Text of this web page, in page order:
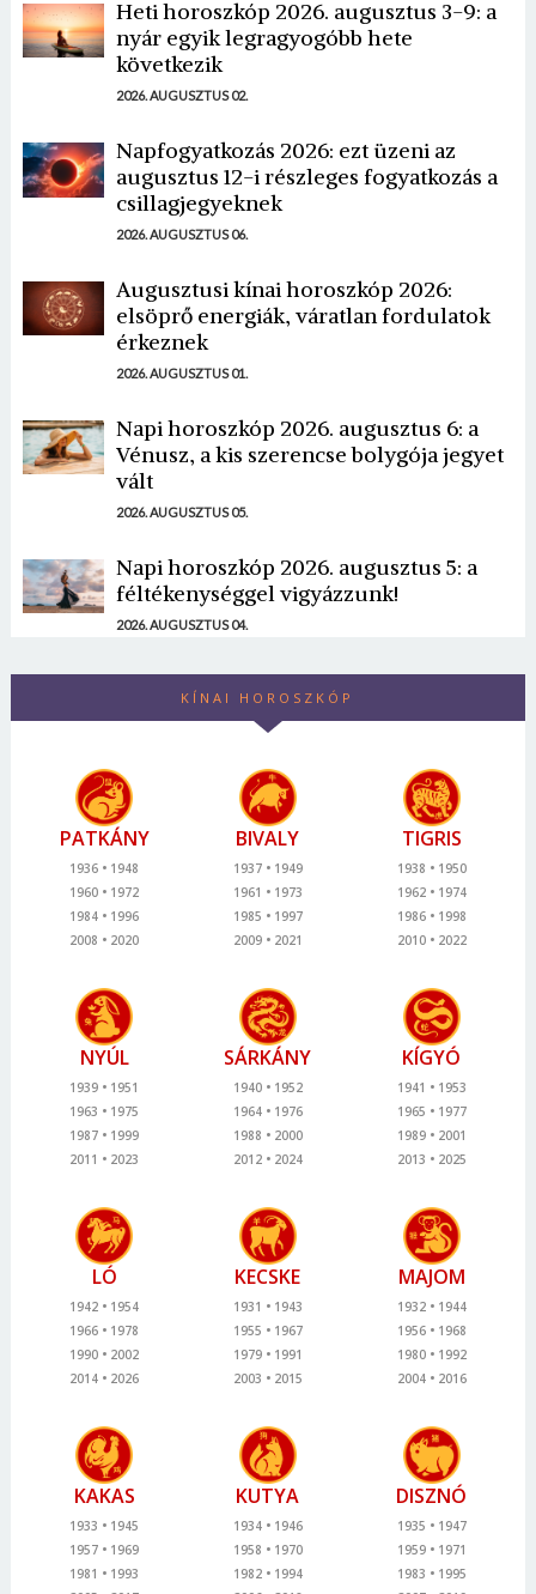
Heti horoszkóp 2026. augusztus 3-9: a
nyár egyik legragyogóbb hete
következik
2026. AUGUSZTUS 02.
Napfogyatkozás 2026: ezt üzeni az
augusztus 12-i részleges fogyatkozás a
csillagjegyeknek
2026. AUGUSZTUS 06.
Augusztusi kínai horoszkóp 2026:
elsöprő energiák, váratlan fordulatok
érkeznek
2026. AUGUSZTUS 01.
Napi horoszkóp 2026. augusztus 6: a
Vénusz, a kis szerencse bolygója jegyet
vált
2026. AUGUSZTUS 05.
Napi horoszkóp 2026. augusztus 5: a
féltékenységgel vigyázzunk!
2026. AUGUSZTUS 04.
KÍNAI HOROSZKÓP
PATKÁNY
1936
1948
1960
1972
1984
1996
2008
2020
BIVALY
1937
1949
1961
1973
1985
1997
2009
2021
TIGRIS
1938
1950
1962
1974
1986
1998
2010
2022
NYÚL
1939
1951
1963
1975
1987
1999
2011
2023
SÁRKÁNY
1940
1952
1964
1976
1988
2000
2012
2024
KÍGYÓ
1941
1953
1965
1977
1989
2001
2013
2025
LÓ
1942
1954
1966
1978
1990
2002
2014
2026
KECSKE
1931
1943
1955
1967
1979
1991
2003
2015
MAJOM
1932
1944
1956
1968
1980
1992
2004
2016
KAKAS
1933
1945
1957
1969
1981
1993
KUTYA
1934
1946
1958
1970
1982
1994
DISZNÓ
1935
1947
1959
1971
1983
1995